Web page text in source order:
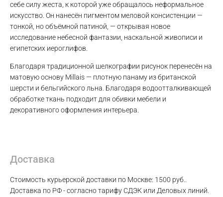
себе силу жеста, к которой уже обращалось неформальное
искусство. Он нанесён пигментом меловой консистенции —
тонкой, но объёмной патиной, — открывая новое
исследование небесной фантазии, наскальной живописи и
египетских иероглифов.
Благодаря традиционной шелкографии рисунок перенесён на
матовую основу Millais — плотную панаму из британской
шерсти и бельгийского льна. Благодаря водоотталкивающей
обработке ткань подходит для обивки мебели и
декоративного оформления интерьера.
Доставка
Стоимость курьерской доставки по Москве: 1500 руб..
Доставка по РФ - согласно тарифу СДЭК или Деловых линий.
Max
WhatsApp